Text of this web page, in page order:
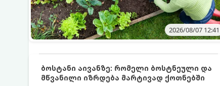
2026/08/07 12:41
ბოსტანი აივანზე: რომელი ბოსტნეული და
მწვანილი იზრდება მარტივად ქოთნებში